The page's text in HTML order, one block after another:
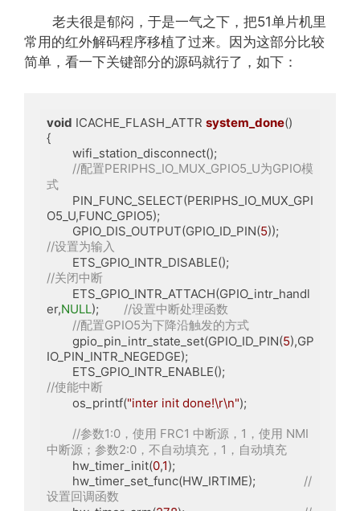
老夫很是郁闷，于是一气之下，把51单片机里
常用的红外解码程序移植了过来。因为这部分比较
简单，看一下关键部分的源码就行了，如下：
void ICACHE_FLASH_ATTR system_done()
{
//配置PERIPHS_IO_MUX_GPIO5_U为GPIO模
式
O5_U,FUNC_GPIO5);
	GPIO_DIS_OUTPUT(GPIO_ID_PIN(
5
//设置为输入
//关闭中断
er,NULL
//设置中断处理函数
//配置GPIO5为下降沿触发的方式
	gpio_pin_intr_state_set(GPIO_ID_PIN(
5),GP
IO_PIN_INTR_NEGEDGE);
//使能中断
	os_printf(
"inter init done!\r\n");
//参数1:0，使用 FRC1 中断源，1，使用 NMI
中断源；参数2:0，不自动填充，1，自动填充
	hw_timer_init(
0,1);
//
设置回调函数